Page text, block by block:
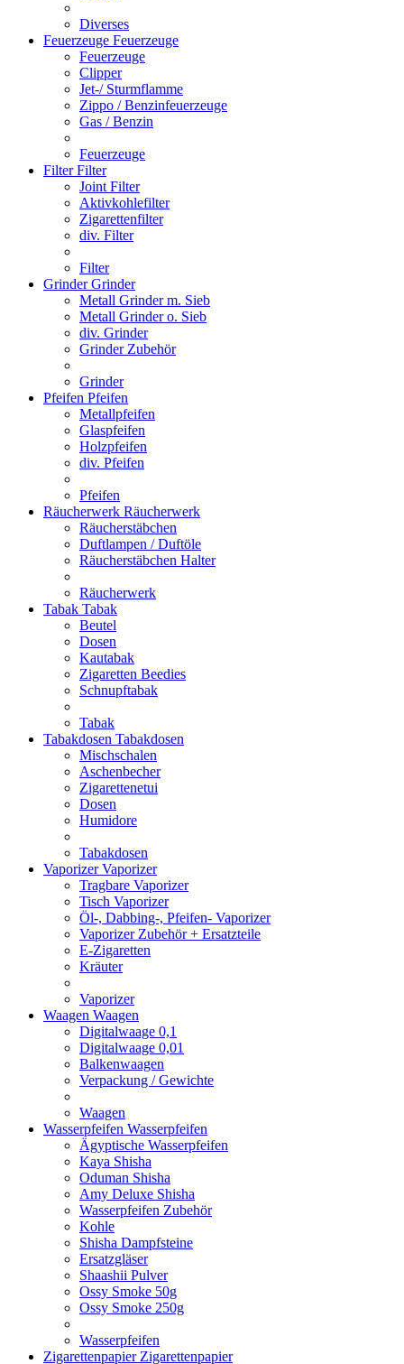
Diverses
Feuerzeuge Feuerzeuge
Feuerzeuge
Clipper
Jet-/ Sturmflamme
Zippo / Benzinfeuerzeuge
Gas / Benzin
Feuerzeuge
FilterFilter
Joint Filter
Aktivkohlefilter
Zigarettenfilter
div. Filter
Filter
GrinderGrinder
Metall Grinder m. Sieb
Metall Grinder o. Sieb
div. Grinder
Grinder Zubehör
Grinder
Pfeifen Pfeifen
Metallpfeifen
Glaspfeifen
Holzpfeifen
div. Pfeifen
Pfeifen
Räucherwerk Räucherwerk
Räucherstäbchen
Duftlampen / Duftöle
Räucherstäbchen Halter
Räucherwerk
Tabak Tabak
Beutel
Dosen
Kautabak
Zigaretten Beedies
Schnupftabak
Tabak
Tabakdosen Tabakdosen
Mischschalen
Aschenbecher
Zigarettenetui
Dosen
Humidore
Tabakdosen
VaporizerVaporizer
Tragbare Vaporizer
Tisch Vaporizer
Öl-, Dabbing-, Pfeifen- Vaporizer
Vaporizer Zubehör + Ersatzteile
E-Zigaretten
Kräuter
Vaporizer
Waagen Waagen
Digitalwaage 0,1
Digitalwaage 0,01
Balkenwaagen
Verpackung / Gewichte
Waagen
Wasserpfeifen Wasserpfeifen
Ägyptische Wasserpfeifen
Kaya Shisha
Oduman Shisha
Amy Deluxe Shisha
Wasserpfeifen Zubehör
Kohle
Shisha Dampfsteine
Ersatzgläser
Shaashii Pulver
Ossy Smoke 50g
Ossy Smoke 250g
Wasserpfeifen
Zigarettenpapier Zigarettenpapier